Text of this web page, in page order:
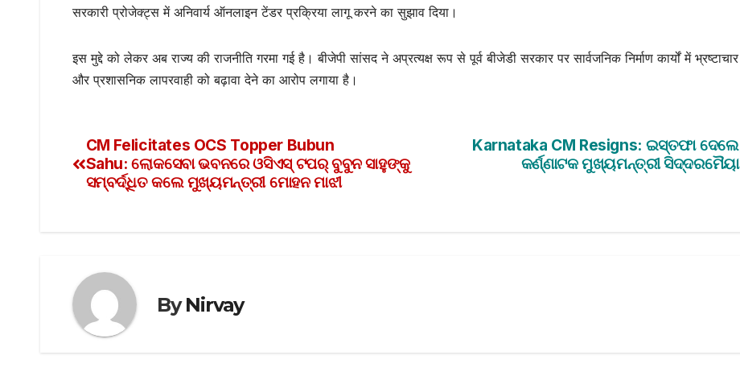
सरकारी प्रोजेक्ट्स में अनिवार्य ऑनलाइन टेंडर प्रक्रिया लागू करने का सुझाव दिया।
इस मुद्दे को लेकर अब राज्य की राजनीति गरमा गई है। बीजेपी सांसद ने अप्रत्यक्ष रूप से पूर्व बीजेडी सरकार पर सार्वजनिक निर्माण कार्यों में भ्रष्टाचार
और प्रशासनिक लापरवाही को बढ़ावा देने का आरोप लगाया है।
Karnataka CM Resigns: ଇସ୍ତଫା ଦେଲେ
କର୍ଣ୍ଣାଟକ ମୁଖ୍ୟମନ୍ତ୍ରୀ ସିଦ୍ଦରମୈୟା
CM Felicitates OCS Topper Bubun
Sahu: ଲୋକସେବା ଭବନରେ ଓସିଏସ୍ ଟପର୍ ବୁବୁନ ସାହୁଙ୍କୁ
ସମ୍ବର୍ଦ୍ଧିତ କଲେ ମୁଖ୍ୟମନ୍ତ୍ରୀ ମୋହନ ମାଝୀ
ByNirvay